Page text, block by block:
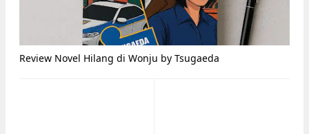
Review Novel Hilang di Wonju by Tsugaeda